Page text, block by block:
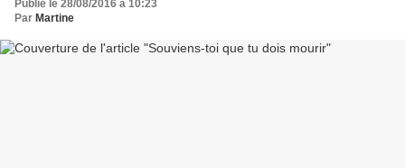
Publié le 28/08/2016 à 10:23
Par Martine